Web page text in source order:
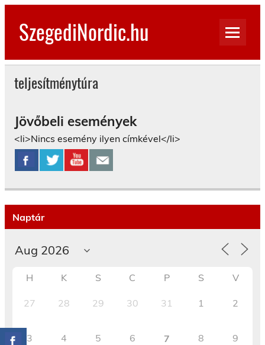
Skip
contentSzegediNordic.hu
teljesítménytúra
Jövőbeli események
<li>Nincs esemény ilyen címkével</li>
Naptár
H K S C P S V
27 28 29 30 31 1 2
3 4 5 6 7 8 9